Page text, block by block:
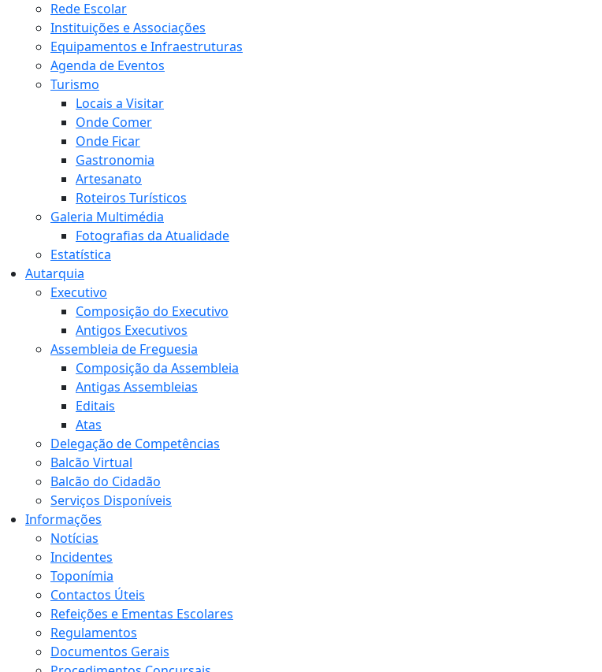
Rede Escolar
Instituições e Associações
Equipamentos e Infraestruturas
Agenda de Eventos
Turismo
Locais a Visitar
Onde Comer
Onde Ficar
Gastronomia
Artesanato
Roteiros Turísticos
Galeria Multimédia
Fotografias da Atualidade
Estatística
Autarquia
Executivo
Composição do Executivo
Antigos Executivos
Assembleia de Freguesia
Composição da Assembleia
Antigas Assembleias
Editais
Atas
Delegação de Competências
Balcão Virtual
Balcão do Cidadão
Serviços Disponíveis
Informações
Notícias
Incidentes
Toponímia
Contactos Úteis
Refeições e Ementas Escolares
Regulamentos
Documentos Gerais